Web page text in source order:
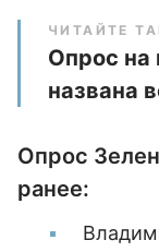
ЧИТАЙТЕ
Опрос на
названа
Опрос
ранее: